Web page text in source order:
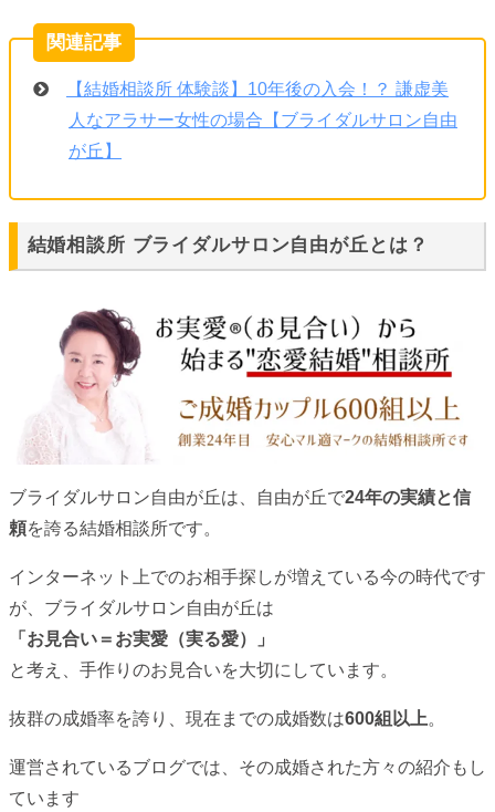
【結婚相談所 体験談】10年後の入会！？ 謙虚美
人なアラサー女性の場合【ブライダルサロン自由
が丘】
結婚相談所 ブライダルサロン自由が丘とは？
ブライダルサロン自由が丘は、自由が丘で24年の実績と信
頼を誇る結婚相談所です。
インターネット上でのお相手探しが増えている今の時代です
が、ブライダルサロン自由が丘は
「お見合い＝お実愛（実る愛）」
と考え、手作りのお見合いを大切にしています。
抜群の成婚率を誇り、現在までの成婚数は600組以上。
運営されているブログでは、その成婚された方々の紹介もし
ています